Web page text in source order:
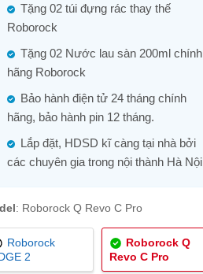
Tặng 02 túi đựng rác thay thế
Roborock
Tặng 02 Nước lau sàn 200ml chính
hãng Roborock
Bảo hành điện tử 24 tháng chính
hãng, bảo hành pin 12 tháng.
Lắp đặt, HDSD kĩ càng tại nhà bởi
các chuyên gia trong nội thành Hà Nội
: Roborock Q Revo C Pro
Roborock
2
Roborock Q
Revo C Pro